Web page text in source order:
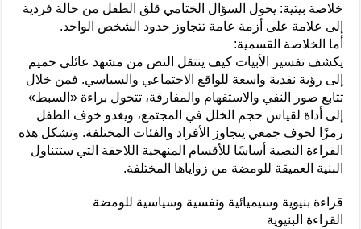
خلاصة بيتية: يحول السؤال الختامي قلق الطفل من حالة فردية
إلى علامة على أزمة عامة تتجاوز حدود الشخص الواحد.
أما الخلاصة القسمية:
يكشف تفسير الأبيات كيف ينتقل النص من مشهد عائلي حميم
إلى رؤية نقدية واسعة للواقع الاجتماعي والسياسي. فمن خلال
تتابع صور النفي والاستفهام والمفارقة، تتحول براءة «السبط»
إلى أداة لقياس حجم الخلل في المجتمع، ويغدو خوف الطفل
رمزًا لخوف جمعي يتجاوز الأفراد والفئات المختلفة. وتشكل هذه
القراءة النصية أساسًا للأقسام المنهجية اللاحقة التي ستتناول
البنية العميقة للومضة من زواياها المختلفة.
قراءة بنيوية وسيميائية ونفسية وسياسية للومضة
القراءة البنيوية